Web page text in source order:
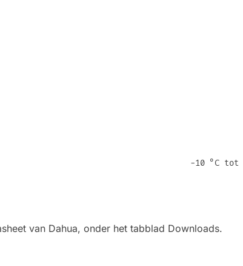
−10 °C tot
van Dahua, onder het tabblad Downloads.